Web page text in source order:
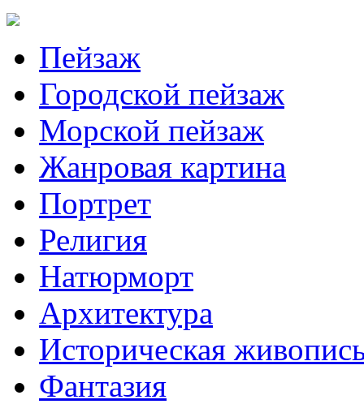
Пейзаж
Городской пейзаж
Морской пейзаж
Жанровая картина
Портрет
Религия
Натюрморт
Архитектура
Историческая
Фантазия